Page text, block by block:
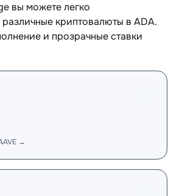
вы можете легко
различные криптовалюты в ADA.
и прозрачные ставки
→